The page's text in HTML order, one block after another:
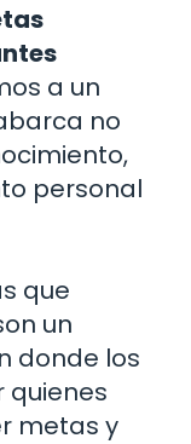
a un
no
personal
que
un
donde los
quienes
metas y